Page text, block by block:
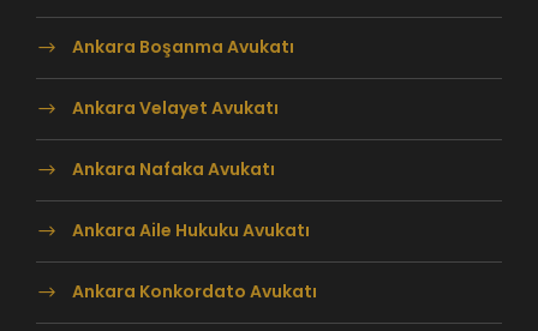
Ankara Boşanma Avukatı
Ankara Velayet Avukatı
Ankara Nafaka Avukatı
Ankara Aile Hukuku Avukatı
Ankara Konkordato Avukatı